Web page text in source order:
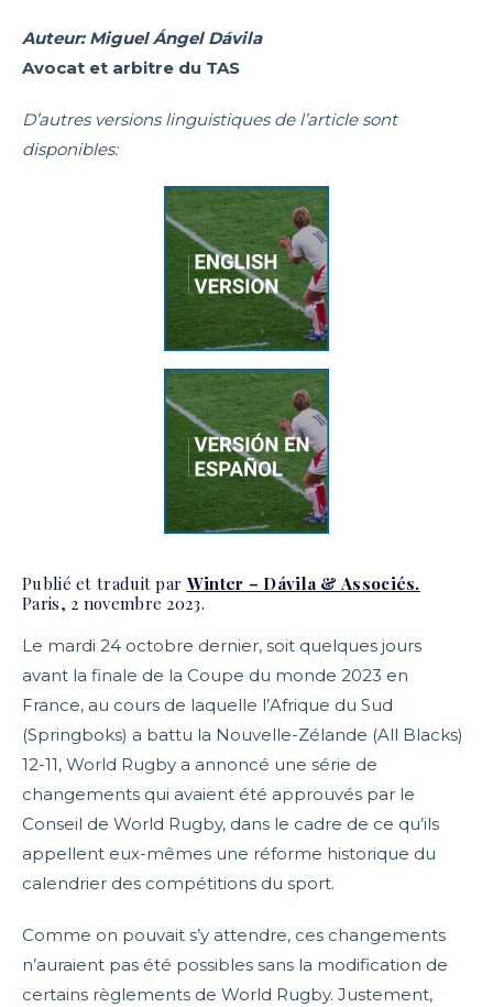
Auteur: Miguel Ángel Dávila
Avocat et arbitre du TAS
D’autres versions linguistiques de l’article sont
disponibles:
Publié et traduit par Winter – Dávila & Associés.
Paris, 2 novembre 2023.
Le mardi 24 octobre dernier, soit quelques jours
avant la finale de la Coupe du monde 2023 en
France, au cours de laquelle l’Afrique du Sud
(Springboks) a battu la Nouvelle-Zélande (All Blacks)
12-11, World Rugby a annoncé une série de
changements qui avaient été approuvés par le
Conseil de World Rugby, dans le cadre de ce qu’ils
appellent eux-mêmes une réforme historique du
calendrier des compétitions du sport.
Comme on pouvait s’y attendre, ces changements
n’auraient pas été possibles sans la modification de
certains règlements de World Rugby. Justement,